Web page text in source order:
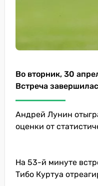
Во вторник, 30
Встреча
Андрей Лунин
оценки от
На 53-й минуте
Тибо Куртуа